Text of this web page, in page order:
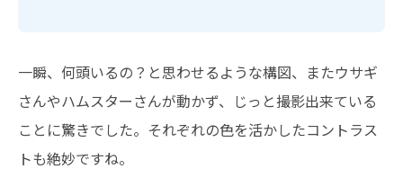
一瞬、何頭いるの？と思わせるような構図、またウサギ
さんやハムスターさんが動かず、じっと撮影出来ている
ことに驚きでした。それぞれの色を活かしたコントラス
トも絶妙ですね。